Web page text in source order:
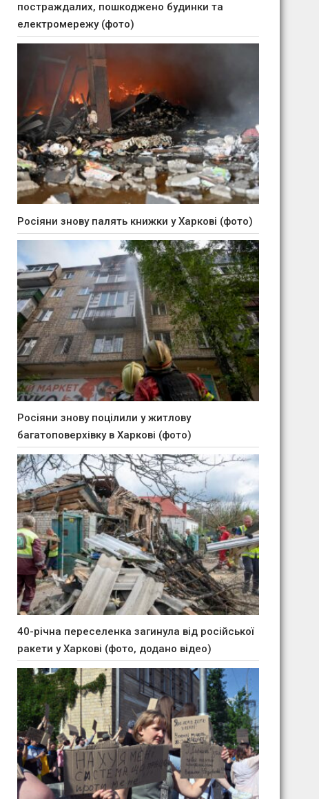
постраждалих, пошкоджено будинки та
електромережу (фото)
Росіяни знову палять книжки у Харкові (фото)
Росіяни знову поцілили у житлову
багатоповерхівку в Харкові (фото)
40-річна переселенка загинула від російської
ракети у Харкові (фото, додано відео)